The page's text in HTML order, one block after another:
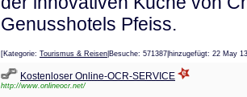
Genusshotels Pfeiss.
[Kategorie: Tourismus & Reisen |Besuche: 571387|hinzugefügt: 22
Kostenloser Online-OCR-SERVICE
http://www.onlineocr.net/